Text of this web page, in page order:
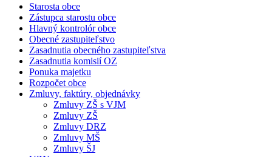
Starosta obce
Zástupca starostu obce
Hlavný kontrolór obce
Obecné zastupiteľstvo
Zasadnutia obecného zastupiteľstva
Zasadnutia komisií OZ
Ponuka majetku
Rozpočet obce
Zmluvy, faktúry, objednávky
Zmluvy ZŠ s VJM
Zmluvy ZŠ
Zmluvy DRZ
Zmluvy MŠ
Zmluvy ŠJ